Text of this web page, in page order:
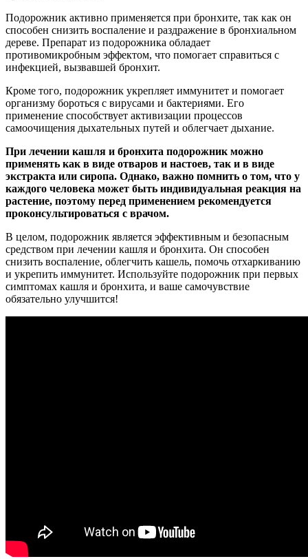
Подорожник активно применяется при бронхите, так как он
способен снизить воспаление и раздражение в бронхиальном
дереве. Препарат из подорожника обладает
противомикробным эффектом, что помогает справиться с
инфекцией, вызвавшей бронхит.
Кроме того, подорожник укрепляет иммунитет и помогает
организму бороться с вирусами и бактериями. Его
применение способствует активизации процессов
самоочищения дыхательных путей и облегчает дыхание.
При лечении кашля и бронхита подорожник можно
применять как в виде отваров и настоев, так и в виде
экстракта или сиропа. Однако, важно помнить о том, что у
каждого человека может быть индивидуальная реакция на
растение, поэтому перед применением рекомендуется
проконсультироваться с врачом.
В целом, подорожник является эффективным и безопасным
средством при лечении кашля и бронхита. Он способен
снизить воспаление, облегчить кашель, помочь отхаркиванию
и укрепить иммунитет. Используйте подорожник при первых
симптомах кашля и бронхита, и ваше самочувствие
обязательно улучшится!